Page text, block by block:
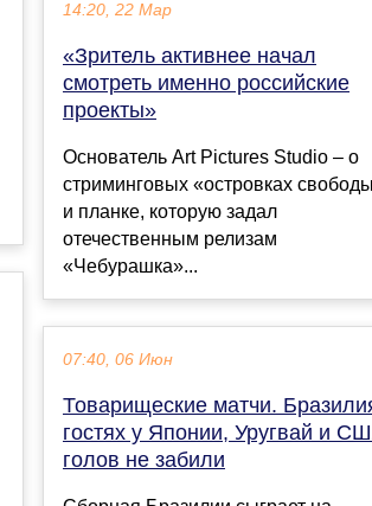
14:20, 22 Мар
«Зритель активнее начал
смотреть именно российские
проекты»
Основатель Art Pictures Studio – о
стриминговых «островках
и планке, которую задал
отечественным релизам
«Чебурашка»...
07:40, 06 Июн
Товарищеские матчи.
гостях у Японии, Уругвай и
голов не забили